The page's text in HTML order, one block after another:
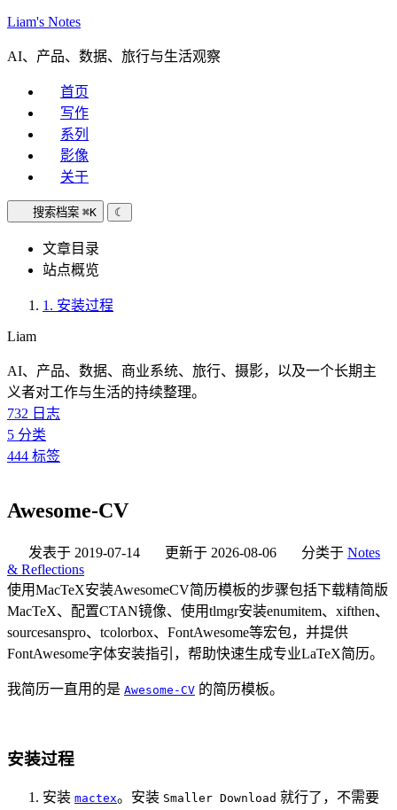
Liam's Notes
AI、产品、数据、旅行与生活观察
首页
写作
系列
影像
关于
搜索档案 ⌘K ☾
文章目录
站点概览
1. 安装过程
Liam
AI、产品、数据、商业系统、旅行、摄影，以及一个长期主
义者对工作与生活的持续整理。
732 日志
5 分类
444 标签
Awesome-CV
发表于 2019-07-14 更新于 2026-08-06 分类于 Notes
& Reflections
使用MacTeX安装AwesomeCV简历模板的步骤包括下载精简版
MacTeX、配置CTAN镜像、使用tlmgr安装enumitem、xifthen、
sourcesanspro、tcolorbox、FontAwesome等宏包，并提供
FontAwesome字体安装指引，帮助快速生成专业LaTeX简历。
我简历一直用的是 Awesome-CV 的简历模板。
安装过程
安装 mactex。安装 Smaller Download 就行了，不需要